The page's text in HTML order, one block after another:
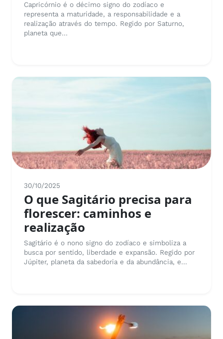
Capricórnio é o décimo signo do zodíaco e
representa a maturidade, a responsabilidade e a
realização através do tempo. Regido por Saturno,
planeta que...
30/10/2025
O que Sagitário precisa para
florescer: caminhos e
realização
Sagitário é o nono signo do zodíaco e simboliza a
busca por sentido, liberdade e expansão. Regido por
Júpiter, planeta da sabedoria e da abundância, e...